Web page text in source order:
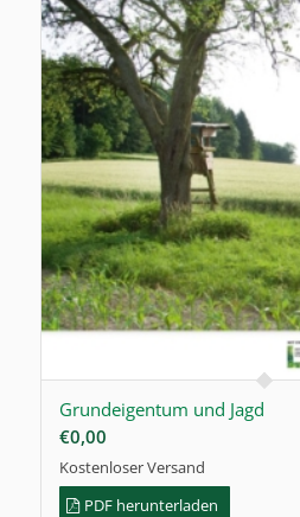
Grundeigentum und Jagd
€0,00
Kostenloser Versand
PDF herunterladen